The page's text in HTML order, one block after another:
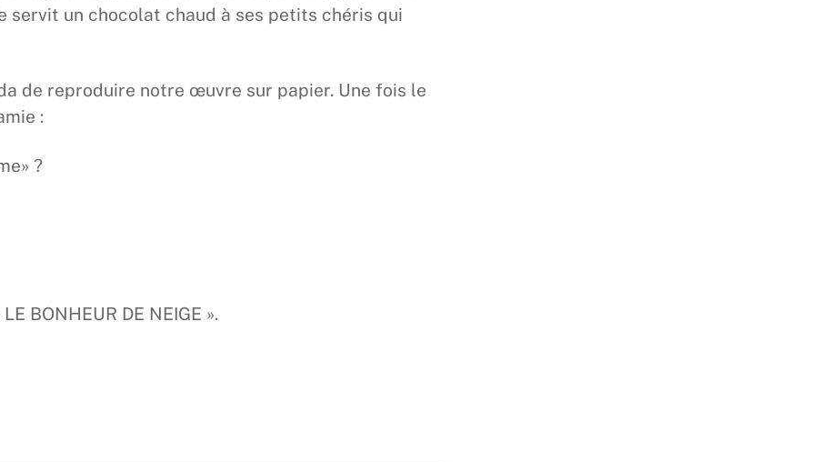
servit un chocolat chaud à ses petits chéris qui
de reproduire notre œuvre sur papier. Une fois le
:
?
BONHEUR DE NEIGE ».